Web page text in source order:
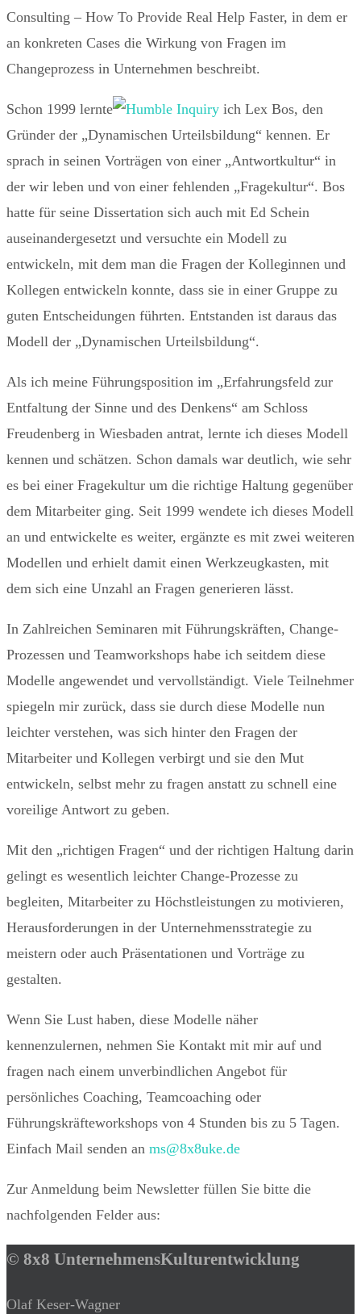
Consulting – How To Provide Real Help Faster, in dem er
an konkreten Cases die Wirkung von Fragen im
Changeprozess in Unternehmen beschreibt.
Schon 1999 lernte
ich Lex Bos, den
Gründer der „Dynamischen Urteilsbildung“ kennen. Er
sprach in seinen Vorträgen von einer „Antwortkultur“ in
der wir leben und von einer fehlenden „Fragekultur“. Bos
hatte für seine Dissertation sich auch mit Ed Schein
auseinandergesetzt und versuchte ein Modell zu
entwickeln, mit dem man die Fragen der Kolleginnen und
Kollegen entwickeln konnte, dass sie in einer Gruppe zu
guten Entscheidungen führten. Entstanden ist daraus das
Modell der „Dynamischen Urteilsbildung“.
Als ich meine Führungsposition im „Erfahrungsfeld zur
Entfaltung der Sinne und des Denkens“ am Schloss
Freudenberg in Wiesbaden antrat, lernte ich dieses Modell
kennen und schätzen. Schon damals war deutlich, wie sehr
es bei einer Fragekultur um die richtige Haltung gegenüber
dem Mitarbeiter ging. Seit 1999 wendete ich dieses Modell
an und entwickelte es weiter, ergänzte es mit zwei weiteren
Modellen und erhielt damit einen Werkzeugkasten, mit
dem sich eine Unzahl an Fragen generieren lässt.
In Zahlreichen Seminaren mit Führungskräften, Change-
Prozessen und Teamworkshops habe ich seitdem diese
Modelle angewendet und vervollständigt. Viele Teilnehmer
spiegeln mir zurück, dass sie durch diese Modelle nun
leichter verstehen, was sich hinter den Fragen der
Mitarbeiter und Kollegen verbirgt und sie den Mut
entwickeln, selbst mehr zu fragen anstatt zu schnell eine
voreilige Antwort zu geben.
Mit den „richtigen Fragen“ und der richtigen Haltung darin
gelingt es wesentlich leichter Change-Prozesse zu
begleiten, Mitarbeiter zu Höchstleistungen zu motivieren,
Herausforderungen in der Unternehmensstrategie zu
meistern oder auch Präsentationen und Vorträge zu
gestalten.
Wenn Sie Lust haben, diese Modelle näher
kennenzulernen, nehmen Sie Kontakt mit mir auf und
fragen nach einem unverbindlichen Angebot für
persönliches Coaching, Teamcoaching oder
Führungskräfteworkshops von 4 Stunden bis zu 5 Tagen.
Einfach Mail senden an ms@8x8uke.de
Zur Anmeldung beim Newsletter füllen Sie bitte die
nachfolgenden Felder aus:
© 8x8 UnternehmensKulturentwicklung
Olaf Keser-Wagner